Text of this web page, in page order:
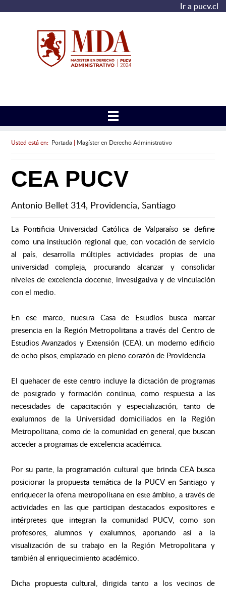
Ir a pucv.cl
Usted está en: Portada| Magíster en Derecho Administrativo
CEA PUCV
Antonio Bellet 314, Providencia, Santiago
La Pontificia Universidad Católica de Valparaíso se define
como una institución regional que, con vocación de servicio
al país, desarrolla múltiples actividades propias de una
universidad compleja, procurando alcanzar y consolidar
niveles de excelencia docente, investigativa y de vinculación
con el medio.
En ese marco, nuestra Casa de Estudios busca marcar
presencia en la Región Metropolitana a través del Centro de
Estudios Avanzados y Extensión (CEA), un moderno edificio
de ocho pisos, emplazado en pleno corazón de Providencia.
El quehacer de este centro incluye la dictación de programas
de postgrado y formación continua, como respuesta a las
necesidades de capacitación y especialización, tanto de
exalumnos de la Universidad domiciliados en la Región
Metropolitana, como de la comunidad en general, que buscan
acceder a programas de excelencia académica.
Por su parte, la programación cultural que brinda CEA busca
posicionar la propuesta temática de la PUCV en Santiago y
enriquecer la oferta metropolitana en este ámbito, a través de
actividades en las que participan destacados expositores e
intérpretes que integran la comunidad PUCV, como son
profesores, alumnos y exalumnos, aportando así a la
visualización de su trabajo en la Región Metropolitana y
también al enriquecimiento académico.
Dicha propuesta cultural, dirigida tanto a los vecinos de